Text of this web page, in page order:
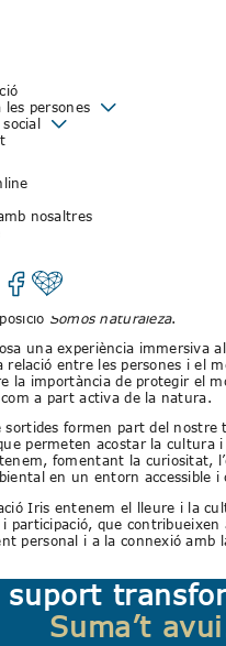
les persones
nosaltres
UNA
CONNECTAR
setmana, un grup de persones
en una sortida cultural al
Somos naturaleza.
una experiència immersiva
relació entre les persones i el
la importància de protegir el
a part activa de la natura.
sortides formen part del nostre
permeten acostar la cultura
fomentant la curiositat,
en un entorn accessible i
Iris entenem el lleure i la
i participació, que contribueixen
personal i a la connexió amb
suport
Suma’t